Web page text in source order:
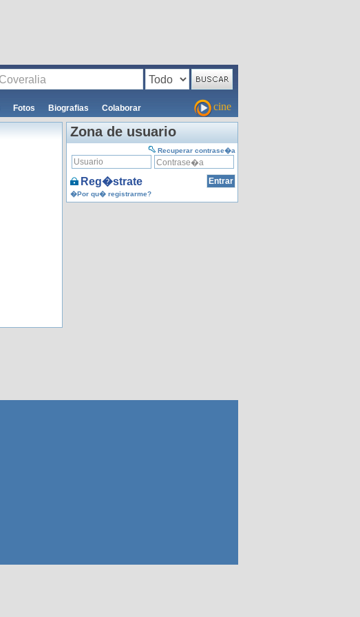
Fotos Biografias Colaborar cine
Zona de usuario
Recuperar contrase�a
Reg�strate
�Por qu� registrarme?